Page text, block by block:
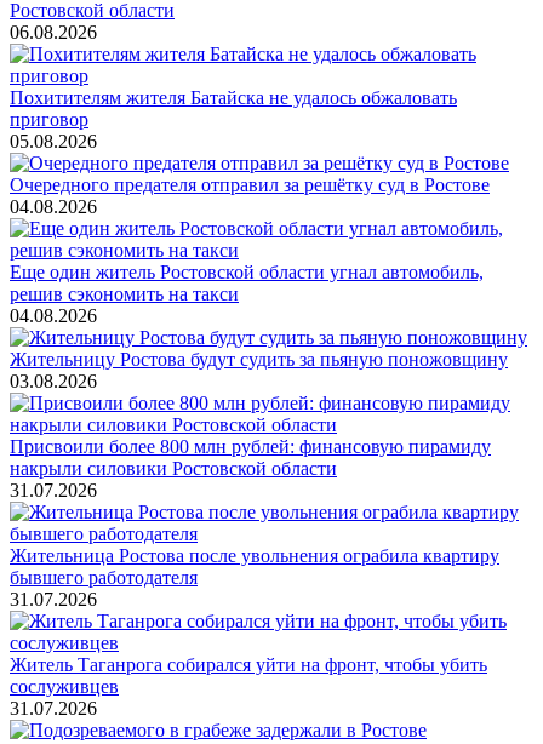
Ростовской области
06.08.2026
Похитителям жителя Батайска не удалось обжаловать
приговор
05.08.2026
Очередного предателя отправил за решётку суд в Ростове
04.08.2026
Еще один житель Ростовской области угнал автомобиль,
решив сэкономить на такси
04.08.2026
Жительницу Ростова будут судить за пьяную поножовщину
03.08.2026
Присвоили более 800 млн рублей: финансовую пирамиду
накрыли силовики Ростовской области
31.07.2026
Жительница Ростова после увольнения ограбила квартиру
бывшего работодателя
31.07.2026
Житель Таганрога собирался уйти на фронт, чтобы убить
сослуживцев
31.07.2026